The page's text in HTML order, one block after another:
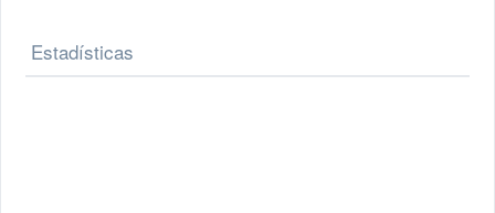
Estadísticas